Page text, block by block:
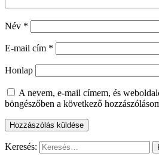
Név *
E-mail cím *
Honlap
A nevem, e-mail címem, és
böngészőben a következő
Keresés: